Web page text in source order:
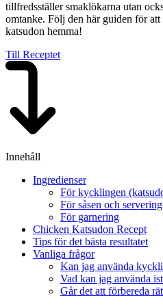
tillfredsställer smaklökarna utan
omtanke. Följ den här guiden för
katsudon hemma!
Till Receptet
Innehåll
Ingredienser
För kycklingen
För såsen och servering
För garnering
Chicken Katsudon Recept
Tips för det bästa resultatet
Vanliga frågor
Kan jag använda
Vad kan jag använda
Går det att förbereda